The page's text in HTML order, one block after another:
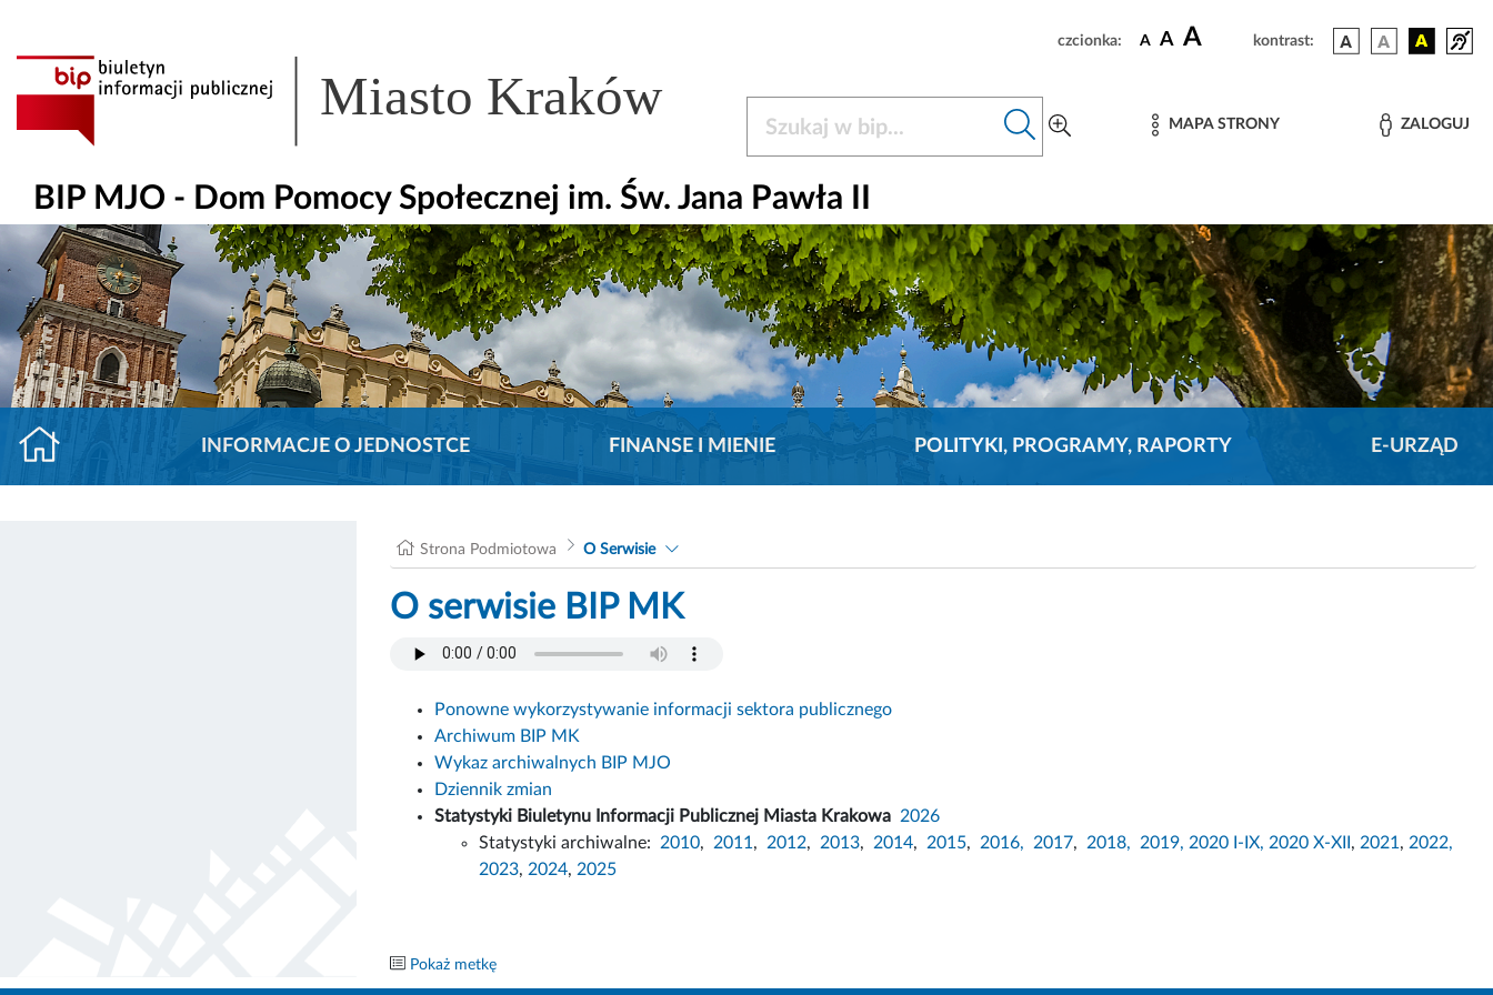
czcionka: A A A kontrast:
Miasto Kraków MAPA STRONY ZALOGUJ
BIP MJO - Dom Pomocy Społecznej im. Św. Jana Pawła II
INFORMACJE O JEDNOSTCE FINANSE I MIENIE POLITYKI, PROGRAMY, RAPORTY E-URZĄD
Strona Podmiotowa O Serwisie
O serwisie BIP MK
Ponowne wykorzystywanie informacji sektora publicznego
Archiwum BIP MK
Wykaz archiwalnych BIP MJO
Dziennik zmian
Statystyki Biuletynu Informacji Publicznej Miasta Krakowa 2026
Statystyki archiwalne: 2010, 2011, 2012, 2013, 2014, 2015, 2016, 2017, 2018, 2019, 2020 I-IX, 2020 X-XII, 2021, 2022,
2023, 2024, 2025
Pokaż metkę